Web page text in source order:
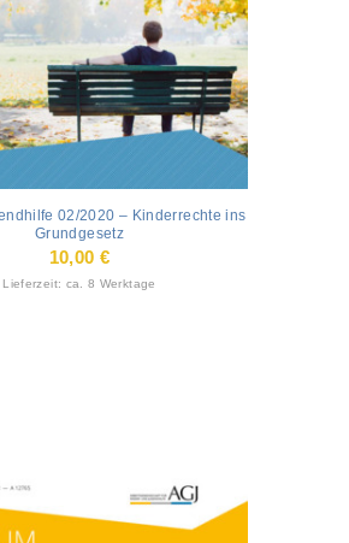
02/2020 – Kinderrechte ins
Grundgesetz
10,00 €
Lieferzeit: ca. 8 Werktage